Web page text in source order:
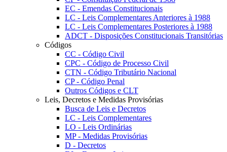
EC - Emendas Constitucionais
LC - Leis Complementares Anteriores à 1988
LC - Leis Complementares Posteriores à 1988
ADCT - Disposições Constitucionais Transitórias
Códigos
CC - Código Civil
CPC - Código de Processo Civil
CTN - Código Tributário Nacional
CP - Código Penal
Outros Códigos e CLT
Leis, Decretos e Medidas Provisórias
Busca de Leis e Decretos
LC - Leis Complementares
LO - Leis Ordinárias
MP - Medidas Provisórias
D - Decretos